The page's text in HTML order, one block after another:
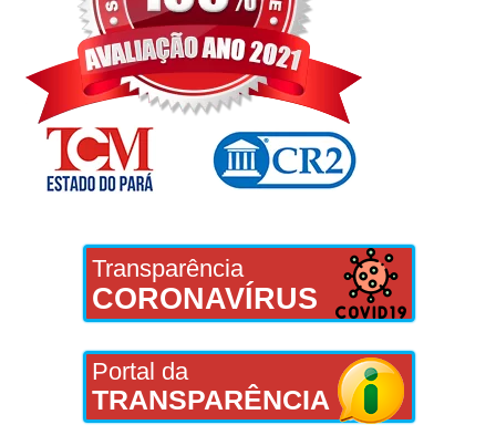
Transparência
CORONAVÍRUS
Portal da
TRANSPARÊNCIA